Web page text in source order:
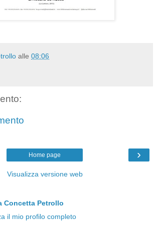
alle 08:06
›
Home page
Visualizza versione web
Concetta Petrollo
il mio profilo completo